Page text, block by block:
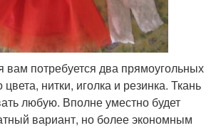
вам потребуется два прямоугольных
нитки, иголка и резинка. Ткань
любую. Вполне уместно будет
вариант, но более экономным